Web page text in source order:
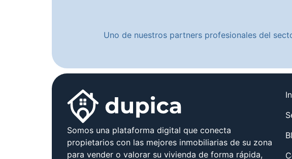
Uno de nuestros partners profesionales del
Somos una plataforma digital que conecta
propietarios con las mejores inmobiliarias de su zona
para vender o valorar su vivienda de forma rápida,